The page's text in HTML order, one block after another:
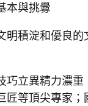
本與挑釁
明積淀和優良
巧立異精力濃
匠等頂尖專家